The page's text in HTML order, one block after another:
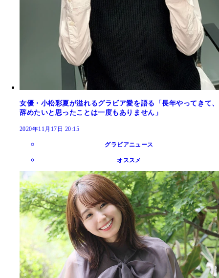
女優・小松彩夏が溢れるグラビア愛を語る「長年やってきて、
辞めたいと思ったことは一度もありません」
2020年11月17日 20:15
グラビアニュース
オススメ